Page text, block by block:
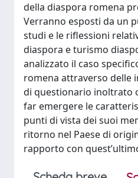
della diaspora romena
Verranno esposti da un
studi e le riflessioni
diaspora e turismo
analizzato il caso
romena attraverso delle
di questionario inoltrato
far emergere le
punti di vista dei suoi
ritorno nel Paese di
rapporto con